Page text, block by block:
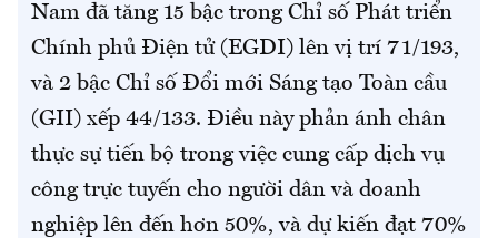
Nam đã tăng 15 bậc trong Chỉ số Phát triển
Chính phủ Điện tử (EGDI) lên vị trí 71/193,
và 2 bậc Chỉ số Đổi mới Sáng tạo Toàn cầu
(GII) xếp 44/133. Điều này phản ánh chân
thực sự tiến bộ trong việc cung cấp dịch vụ
công trực tuyến cho người dân và doanh
nghiệp lên đến hơn 50%, và dự kiến đạt 70%